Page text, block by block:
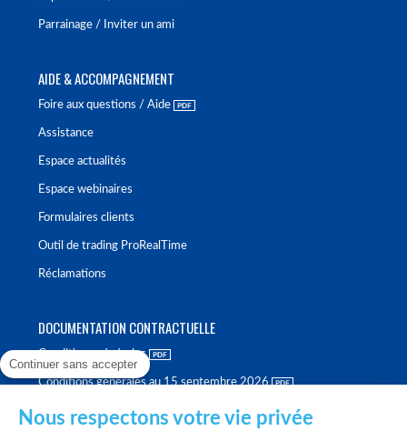
Parrainage / Inviter un ami
AIDE & ACCOMPAGNEMENT
Foire aux questions / Aide
Assistance
Espace actualités
Espace webinaires
Formulaires clients
Outil de trading ProRealTime
Réclamations
DOCUMENTATION CONTRACTUELLE
Conditions générales
Conditions générales au 15 septembre 2026
Continuer sans accepter
Nous respectons votre vie privée